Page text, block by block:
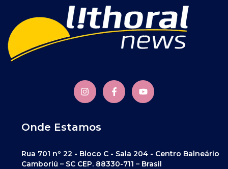
Onde Estamos
Rua 701 nº 22 - Bloco C - Sala 204 - Centro Balneário
Camboriú – SC CEP. 88330-711 – Brasil